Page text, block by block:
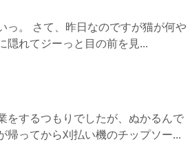
っ。 さて、昨日なのですが猫が何や
隠れてジーっと目の前を見...
をするつもりでしたが、ぬかるんで
帰ってから刈払い機のチップソー...